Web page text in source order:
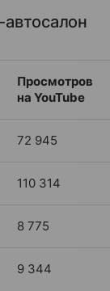
Просмотров
на YouTube
72 945
110 314
8 775
9 344